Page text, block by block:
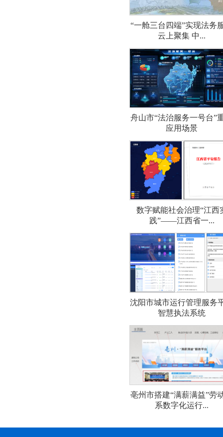
“一舱三台四端”实现法务
云上聚集 中...
舟山市“法治服务一号台”
应用场景
数字赋能社会治理“江西
践”——江西省一...
沈阳市城市运行管理服务
智慧执法系统
亳州市搭建“满薪满益”劳
系数字化运行...